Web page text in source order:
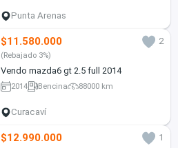
Punta Arenas
$11.580.000 2
(Rebajado 3%)
Vendo mazda6 gt 2.5 full 2014
2014 Bencina 88000 km
Curacaví
$12.990.000
1